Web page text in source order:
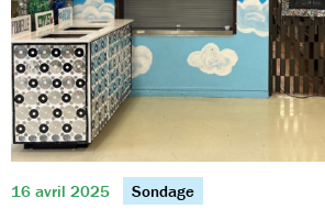
16 avril 2025 Sondage